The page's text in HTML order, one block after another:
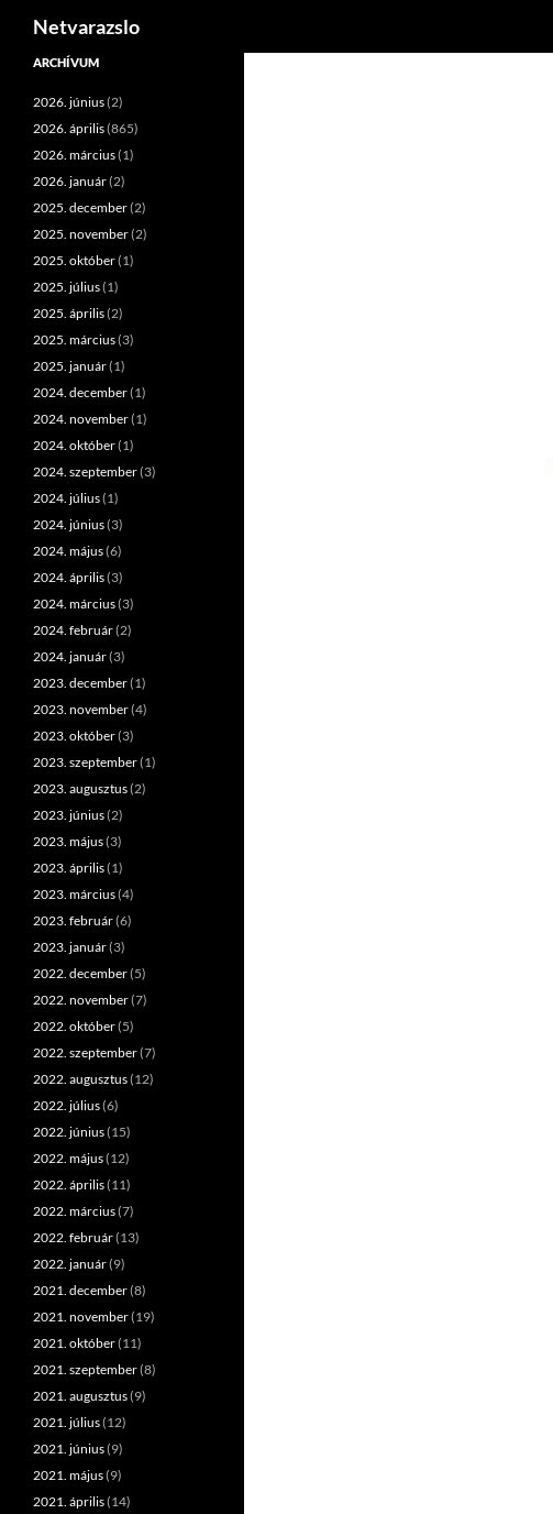
Kilépés
Netvarazslo
ARCHÍVUM
2026. június(2)
2026. április(865)
2026. március(1)
2026. január(2)
2025. december(2)
2025. november(2)
2025. október(1)
2025. július(1)
2025. április(2)
2025. március(3)
2025. január(1)
2024. december(1)
2024. november(1)
2024. október(1)
2024. szeptember(3)
2024. július(1)
2024. június(3)
2024. május(6)
2024. április(3)
2024. március(3)
2024. február(2)
2024. január(3)
2023. december(1)
2023. november(4)
2023. október(3)
2023. szeptember(1)
2023. augusztus(2)
2023. június(2)
2023. május(3)
2023. április(1)
2023. március(4)
2023. február(6)
2023. január(3)
2022. december(5)
2022. november(7)
2022. október(5)
2022. szeptember(7)
2022. augusztus(12)
2022. július(6)
2022. június(15)
2022. május(12)
2022. április(11)
2022. március(7)
2022. február(13)
2022. január(9)
2021. december(8)
2021. november(19)
2021. október(11)
2021. szeptember(8)
2021. augusztus(9)
2021. július(12)
2021. június(9)
2021. május(9)
2021. április(14)